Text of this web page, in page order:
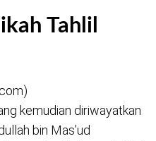
Tahlil
kemudian diriwayatkan
bin Mas’ud